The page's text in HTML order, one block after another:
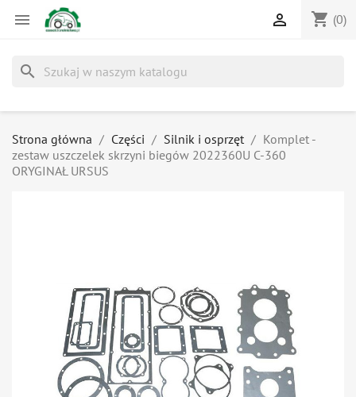
 shopping_cart (0)

search
Strona główna Części Silnik i osprzęt
Komplet -
zestaw uszczelek skrzyni biegów 2022360U C-360
ORYGINAŁ URSUS